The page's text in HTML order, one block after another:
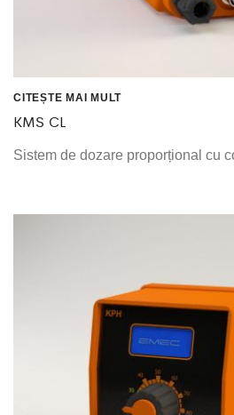
CITEȘTE MAI MULT
KMS CL
Sistem de dozare proporțional cu